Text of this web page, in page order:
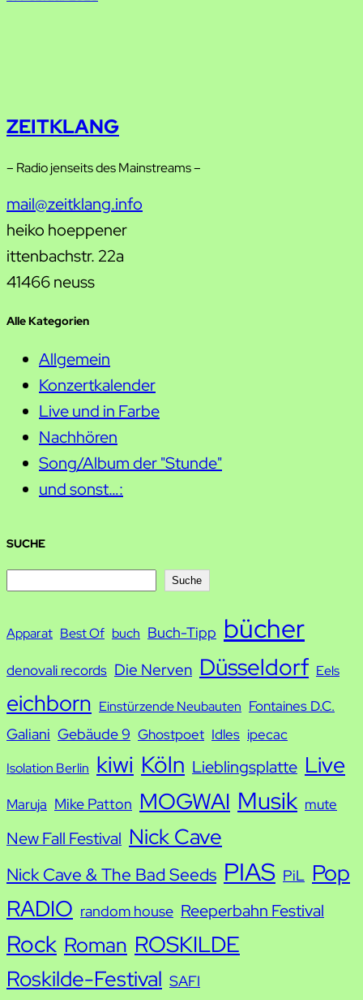
ZEITKLANG
– Radio jenseits des Mainstreams –
mail@zeitklang.info
heiko hoeppener
ittenbachstr. 22a
41466 neuss
Alle Kategorien
Allgemein
Konzertkalender
Live und in Farbe
Nachhören
Song/Album der "Stunde"
und sonst…:
SUCHE
c
Suche
Apparat Best Of buch Buch-Tipp bücher
denovali records Die Nerven Düsseldorf Eels
eichborn Einstürzende Neubauten Fontaines D.C.
Galiani Gebäude 9 Ghostpoet Idles ipecac
Isolation Berlin kiwi Köln Lieblingsplatte Live
Maruja Mike Patton MOGWAI Musik mute
New Fall Festival Nick Cave
Nick Cave & The Bad Seeds PIAS PiL Pop
RADIO random house Reeperbahn Festival
Rock Roman ROSKILDE
Roskilde-Festival SAFI